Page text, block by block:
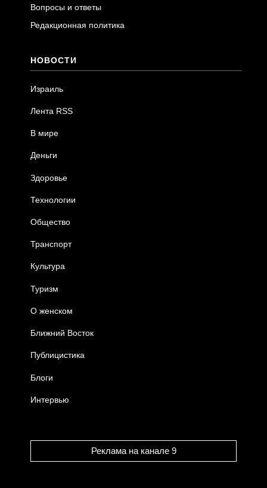
Вопросы и ответы
Редакционная политика
НОВОСТИ
Израиль
Лента RSS
В мире
Деньги
Здоровье
Технологии
Общество
Транспорт
Культура
Туризм
О женском
Ближний Восток
Публицистика
Блоги
Интервью
Реклама на канале 9